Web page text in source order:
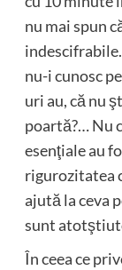
nu mai spun
nu-i cunosc
uri au, că nu
poartă?… Nu
esenţiale au
rigurozitatea
ajută la ceva
sunt
În ceea ce